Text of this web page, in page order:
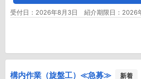
受付日：2026年8月3日 紹介期限日：2026
構内作業（旋盤工）≪急募≫ 新着